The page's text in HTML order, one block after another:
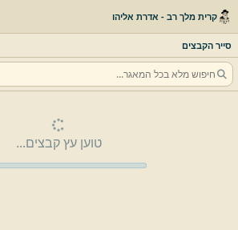
קרית מלך רב - אדרת אליהו
סייר הקבצים
טוען עץ קבצים...